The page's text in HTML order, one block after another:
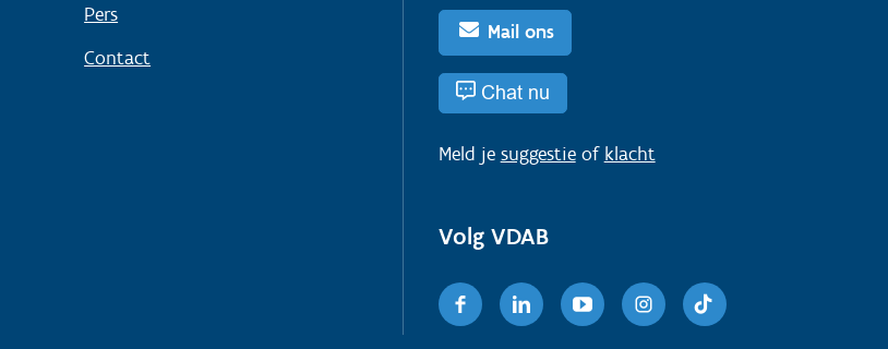
Pers
Contact
Mail ons
Chat nu
Meld je suggestieof klacht
Volg VDAB
FacebookLinkedinYoutubeInstagram